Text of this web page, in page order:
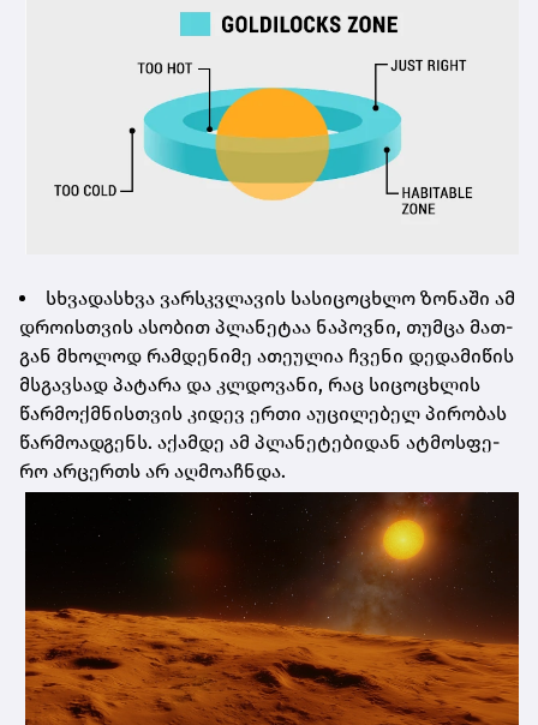
სხვა­დას­ხვა ვარ­სკვლა­ვის სა­სი­ცო­ცხლო ზო­ნა­ში ამ
დრო­ის­თვის ასო­ბით პლა­ნე­ტაა ნა­პოვ­ნი, თუმ­ცა მათ­
გან მხო­ლოდ რამ­დე­ნი­მე ათე­უ­ლია ჩვე­ნი დე­და­მი­წის
მსგავ­სად პა­ტა­რა და კლდო­ვა­ნი, რაც სი­ცო­ცხლის
წარ­მოქ­მნის­თვის კი­დევ ერთი აუ­ცი­ლე­ბელ პი­რო­ბას
წარ­მო­ად­გენს. აქამ­დე ამ პლა­ნე­ტე­ბი­დან ატ­მოს­ფე­
რო არ­ცერ­თს არ აღ­მო­აჩ­ნდა.